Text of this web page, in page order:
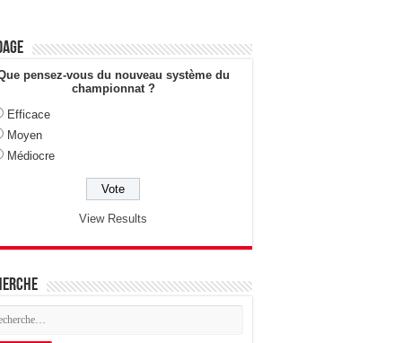
pensez-vous du nouveau système du
championnat ?
Efficace
Moyen
Médiocre
View Results